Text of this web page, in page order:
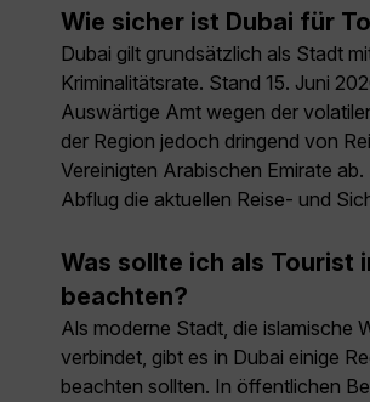
Wie sicher ist Dubai für
Dubai gilt grundsätzlich als Stadt
Kriminalitätsrate. Stand 15. Juni
Auswärtige Amt wegen der
der Region jedoch dringend von
Vereinigten Arabischen Emirate
Abflug die aktuellen Reise- und
Was sollte ich als Tourist
beachten?
Als moderne Stadt, die islamische
verbindet, gibt es in Dubai einige
beachten sollten. In öffentlichen